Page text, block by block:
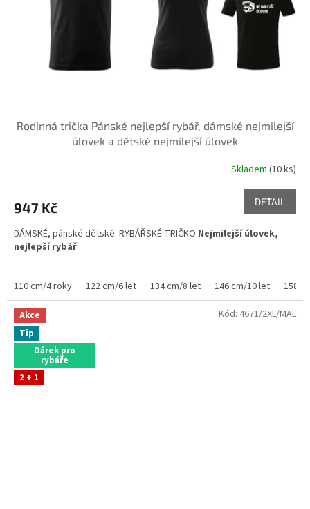
Rodinná trička Pánské nejlepší rybář, dámské nejmilejší
úlovek a dětské nejmilejší úlovek
je
z
5
Skladem(10 ks)
947 Kč DETAIL
DÁMSKÉ, pánské dětské RYBÁŘSKÉ TRIČKO Nejmilejší úlovek,
nejlepší rybář
110 cm/4 roky 122 cm/6 let 134 cm/8 let 146 cm/10 let 158
Akce
Tip
Dárek pro
rybáře
2 + 1
Kód: 4671/2XL/MAL